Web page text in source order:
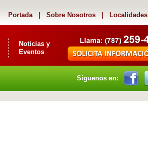
Portada| Sobre Nosotros Localidades
Noticias y
Eventos
Síguenos en: